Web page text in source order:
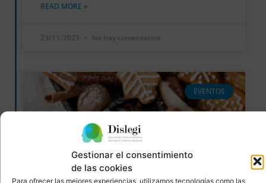
Gestionar el consentimiento
de las cookies
Para ofrecer las mejores experiencias, utilizamos tecnologías como las
READ MORE »
23/11/2023 No hay comentarios
EVENTOS